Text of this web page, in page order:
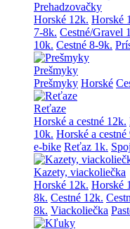
Prehadzovačky
Horské 12k. Horské
7-8k. Cestné/Gravel
10k. Cestné 8-9k.
Prešmyky
Prešmyky Horské
Reťaze
Horské a cestné 12k.
10k. Horské a cestné
e-bike Reťaz 1k.
Kazety, viackoliečka
Horské 12k. Horské
8k. Cestné 12k.
8k. Viackoliečka